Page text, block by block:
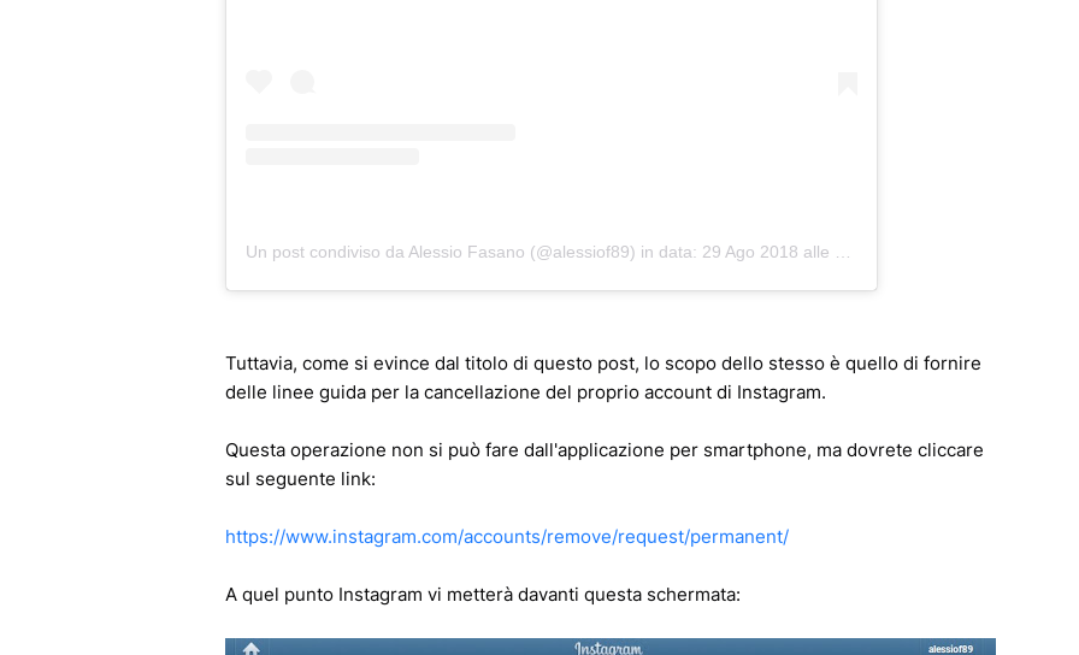
Un post condiviso da Alessio Fasano (@alessiof89) in data: 29 Ago 2018 alle ore 12:49 PDT
Tuttavia, come si evince dal titolo di questo post, lo scopo dello stesso è quello di fornire
delle linee guida per la cancellazione del proprio account di Instagram.
Questa operazione non si può fare dall'applicazione per smartphone, ma dovrete cliccare
sul seguente link:
https://www.instagram.com/accounts/remove/request/permanent/
A quel punto Instagram vi metterà davanti questa schermata: